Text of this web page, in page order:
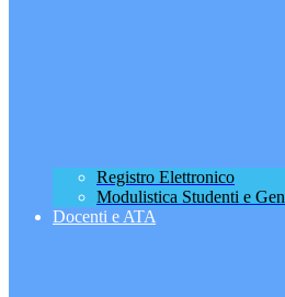
Registro Elettronico
Modulistica Studenti e
Docenti e ATA